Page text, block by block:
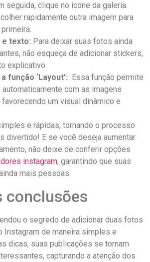
seguida, clique ‌no ícone da galeria.
​rapidamente outra ⁤imagem ⁢para⁤
texto: Para deixar suas fotos ⁢ainda
não esqueça de adicionar stickers,
explicativo.
função ‘Layout’: ‌ Essa função permite
com as imagens
um ⁢visual dinâmico e
e ⁢rápidas, tornando o processo
divertido! E se você deseja aumentar
não deixe de conferir⁤ opções
instagram,⁢ garantindo ‍que⁣ suas
mais pessoas.
conclusões
o ⁢segredo de adicionar duas fotos
Instagram de maneira simples e
dicas, suas ⁣publicações se tornam
capturando a atenção dos